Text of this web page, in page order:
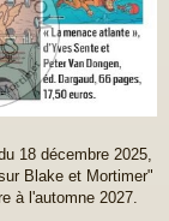
18 décembre 2025,
Blake et Mortimer"
à l'automne 2027.